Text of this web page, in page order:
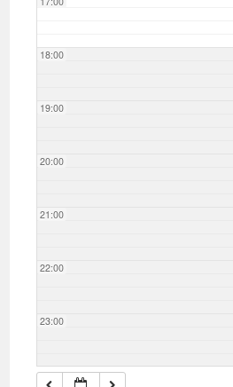
18:00
19:00
20:00
21:00
22:00
23:00